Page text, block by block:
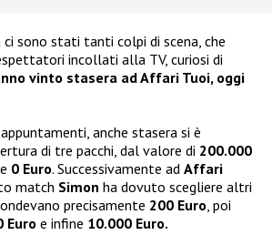
sono stati tanti colpi di scena, che
incollati alla TV, curiosi di
vinto stasera ad Affari Tuoi, oggi
anche stasera si è
di tre pacchi, dal valore di 200.000
e 0 Euro. Successivamente ad Affari
match Simon ha dovuto scegliere altri
precisamente 200 Euro, poi
Euro e infine 10.000 Euro.